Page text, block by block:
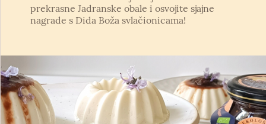
prekrasne Jadranske obale i osvojite sjajne
nagrade s Dida Boža svlačionicama!